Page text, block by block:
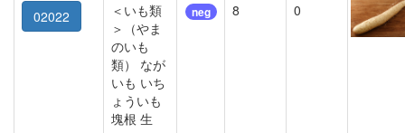
02022
＜いも類
＞（やま
のいも
類） なが
いも いち
ょういも
塊根 生
neg 8 0